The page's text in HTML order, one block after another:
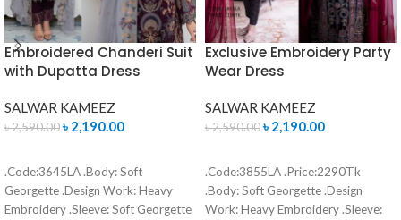
Embroidered Chanderi Suit
with Dupatta Dress
SALWAR KAMEEZ
৳2,590.00৳ 2,190.00
.Code:3645LA .Body: Soft
Georgette .Design Work: Heavy
Embroidery .Sleeve: Soft Georgette
Exclusive Embroidery Party
Wear Dress
SALWAR KAMEEZ
৳2,590.00৳ 2,190.00
.Code:3855LA .Price:2290Tk
.Body: Soft Georgette .Design
Work: Heavy Embroidery .Sleeve: